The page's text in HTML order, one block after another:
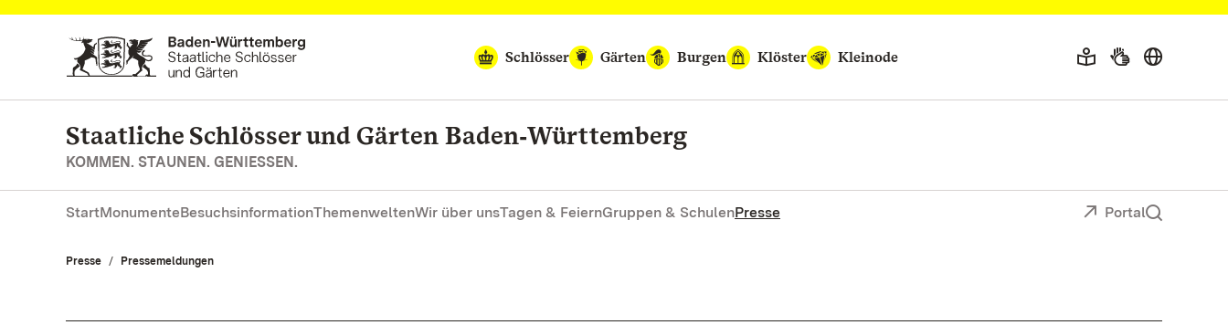
Zum Hauptinhalt springen
Schlösser
Gärten Burgen Klöster Kleinode
Staatliche Schlösser und Gärten Baden‑Württemberg
KOMMEN. STAUNEN. GENIESSEN.
StartMonumenteBesuchsinformationThemenweltenWir über unsTagen & FeiernGruppen & SchulenPresse Portal
Presse Pressemeldungen